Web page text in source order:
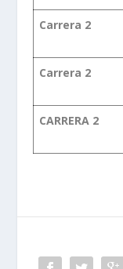
Carrera 2
Carrera 2
CARRERA 2